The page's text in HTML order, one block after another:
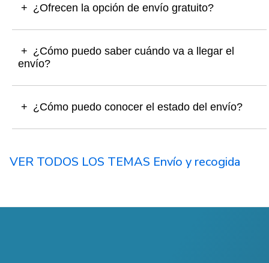
¿Ofrecen la opción de envío gratuito?
¿Cómo puedo saber cuándo va a llegar el
envío?
¿Cómo puedo conocer el estado del envío?
VER TODOS LOS TEMAS Envío y recogida